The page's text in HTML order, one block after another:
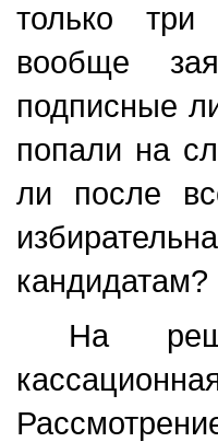
только
вообще
подписные
попали на
ли после
На